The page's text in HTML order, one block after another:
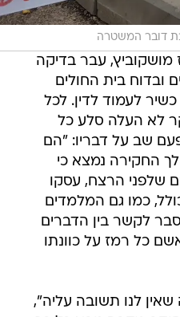
דובר המשטרה
מושקוביץ, עבר בדיקה
ובדוח בית החולים
לעמוד לדין. לכל
נחקר לא העלה סלע כל
שב על דבריו: "הם
החקירה נמצא כי
שלפני הרצח, עסקו
כמו גם המלמדים
לקשר בין הדברים
כל רמז על כוונתו
לנו תשובה עליה",